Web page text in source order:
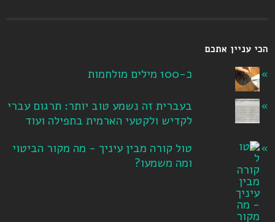
הכי עניין אתכם
כ-100 מילים מולחמות
בעברית זה נשמע טוב יותר: תרגום עברי
לקדיש ולקטעי הארמית בתפילה ועוד
טול קורה מבין עיניך - מה מקור הביטוי
ומה משמעו?